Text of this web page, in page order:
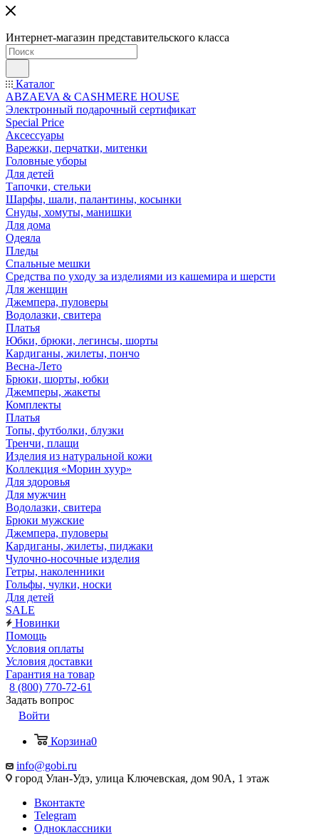
Интернет-магазин представительского класса
Каталог
ABZAEVA & CASHMERE HOUSE
Электронный подарочный сертификат
Special Price
Аксессуары
Варежки, перчатки, митенки
Головные уборы
Для детей
Тапочки, стельки
Шарфы, шали, палантины, косынки
Снуды, хомуты, манишки
Для дома
Одеяла
Пледы
Спальные мешки
Средства по уходу за изделиями из кашемира и шерсти
Для женщин
Джемпера, пуловеры
Водолазки, свитера
Платья
Юбки, брюки, легинсы, шорты
Кардиганы, жилеты, пончо
Весна-Лето
Брюки, шорты, юбки
Джемперы, жакеты
Комплекты
Платья
Топы, футболки, блузки
Тренчи, плащи
Изделия из натуральной кожи
Коллекция «Морин хуур»
Для здоровья
Для мужчин
Водолазки, свитера
Брюки мужские
Джемпера, пуловеры
Кардиганы, жилеты, пиджаки
Чулочно-носочные изделия
Гетры, наколенники
Гольфы, чулки, носки
Для детей
SALE
Новинки
Помощь
Условия оплаты
Условия доставки
Гарантия на товар
8 (800) 770-72-61
Задать вопрос
Войти
Корзина0
info@gobi.ru
город Улан-Удэ, улица Ключевская, дом 90А, 1 этаж
Вконтакте
Telegram
Одноклассники